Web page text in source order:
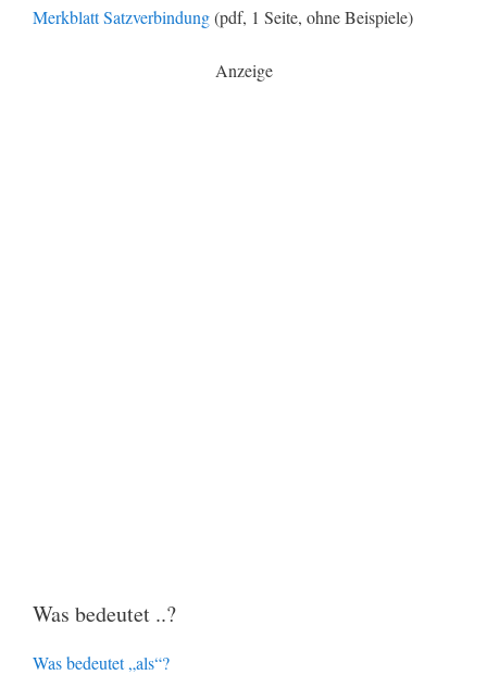
Merkblatt Satzverbindung(pdf, 1 Seite, ohne Beispiele)
Anzeige
Was bedeutet ..?
Was bedeutet „als“?